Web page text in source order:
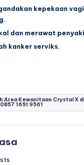
kepekaan
dan merawat
kanker serviks.
Area Kewanitaan Crystal X
1651 9561